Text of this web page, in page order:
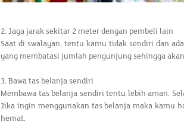
2. Jaga jarak sekitar 2 meter dengan pembeli lain
Saat di swalayan, tentu kamu tidak sendiri dan
yang membatasi jumlah pengunjung sehingga
3. Bawa tas belanja sendiri
Membawa tas belanja sendiri tentu lebih aman.
Jika ingin menggunakan tas belanja maka kamu
hemat.